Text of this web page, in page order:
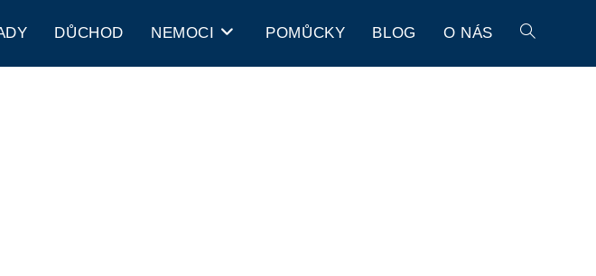
DŮCHOD NEMOCI POMŮCKY BLOG O NÁS